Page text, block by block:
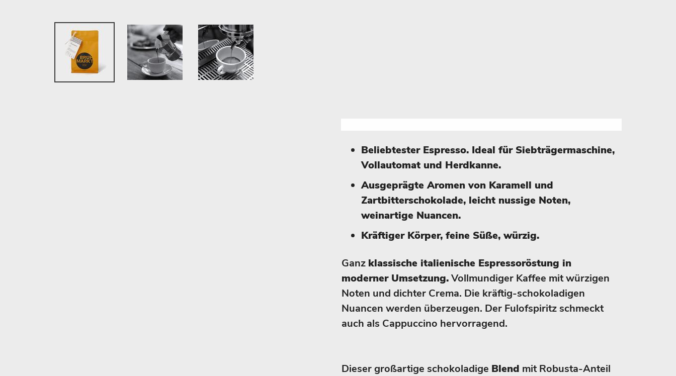
Beliebtester Espresso. Ideal für Siebträgermaschine,
Vollautomat und Herdkanne.
Ausgeprägte Aromen von Karamell und
Zartbitterschokolade, leicht nussige Noten,
weinartige Nuancen.
Kräftiger Körper, feine Süße, würzig.
Ganz klassische italienische Espressoröstung in
moderner Umsetzung.Vollmundiger Kaffee mit würzigen
Noten und dichter Crema. Die kräftig-schokoladigen
Nuancen werden überzeugen. Der Fulofspiritz schmeckt
auch als Cappuccino hervorragend.
Dieser großartige schokoladige Blend mit Robusta-Anteil